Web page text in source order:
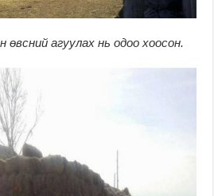
өвсний агуулах нь одоо хоосон.